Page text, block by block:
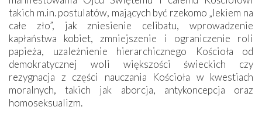
takich m.in. postulatów, mających być rzekomo „lekiem na
całe zło”, jak zniesienie celibatu, wprowadzenie
kapłaństwa kobiet, zmniejszenie i ograniczenie roli
papieża, uzależnienie hierarchicznego Kościoła od
demokratycznej woli większości świeckich czy
rezygnacja z części nauczania Kościoła w kwestiach
moralnych, takich jak aborcja, antykoncepcja oraz
homoseksualizm.